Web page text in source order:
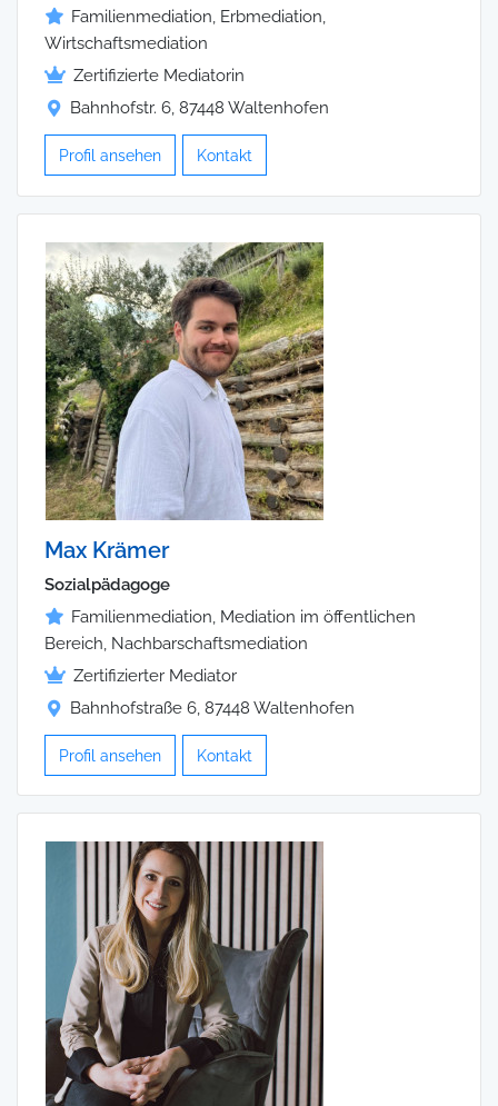
Familienmediation, Erbmediation,
Wirtschaftsmediation
Zertifizierte Mediatorin
Bahnhofstr. 6, 87448 Waltenhofen
Profil ansehen Kontakt
Max Krämer
Sozialpädagoge
Familienmediation, Mediation im öffentlichen
Bereich, Nachbarschaftsmediation
Zertifizierter Mediator
Bahnhofstraße 6, 87448 Waltenhofen
Profil ansehen Kontakt